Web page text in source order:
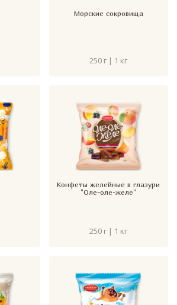
Морские сокровища
250 г | 1 кг
Конфеты желейные в глазури
"Оле-оле-желе"
250 г | 1 кг